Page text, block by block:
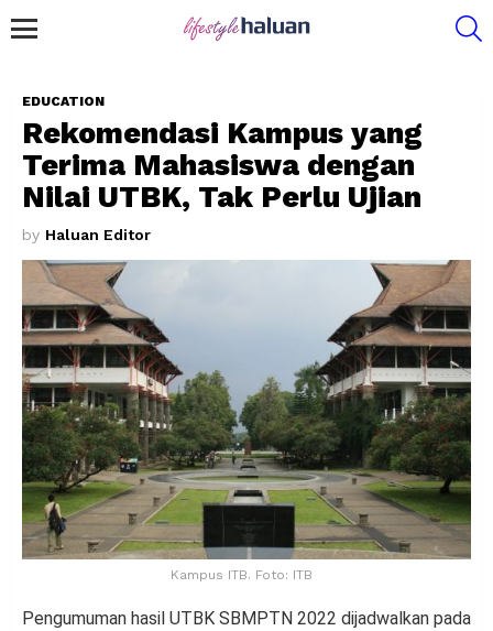
EDUCATION
Rekomendasi Kampus yang
Terima Mahasiswa dengan
Nilai UTBK, Tak Perlu Ujian
by Haluan Editor
Kampus ITB. Foto: ITB
Pengumuman hasil UTBK SBMPTN 2022 dijadwalkan pada